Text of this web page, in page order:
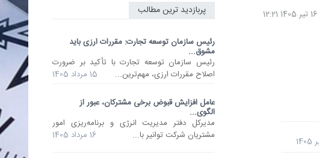
پربازدید ترین مطالب
رئیس سازمان توسعه تجارت: مقررات ارزی باید
مشوق...
رئیس سازمان توسعه تجارت با تأکید بر ضرورت
اصلاح مقررات ارزی، مهم‌ترین...
15 مرداد 1405
عامل افزایش قبوض برخی مشترکان، عبور از
الگوی...
مدیرکل دفتر مدیریت انرژی و برنامه‌ریزی امور
مشتریان شرکت توانیر با...
16 مرداد 1405